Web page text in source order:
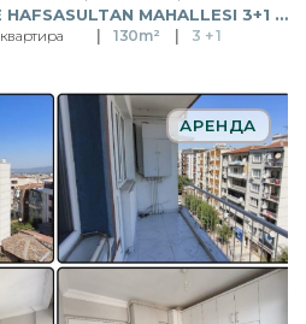
MANISA YUNUSEMRE HAFSASULTAN MAHALLESI 3+1 KAPALI MUTFAK SATILIK
квартира 130m² 3 + 1
АРЕНДА